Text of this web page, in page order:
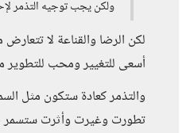
ولكن يجب توجيه التذمر
لكن الرضا والقناعة لا
أسعى للتغيير ومحب للتطوير
والتذمر كعادة ستكون مثل
تطورت وغيرت وأثرت ستسمر